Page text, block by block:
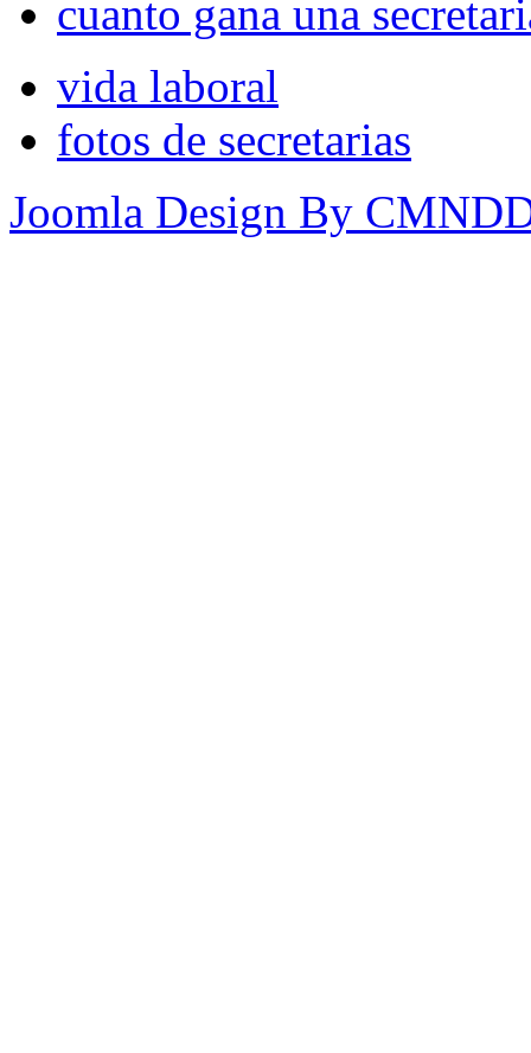
cuanto gana una
vida laboral
fotos de secretarias
Joomla Design By